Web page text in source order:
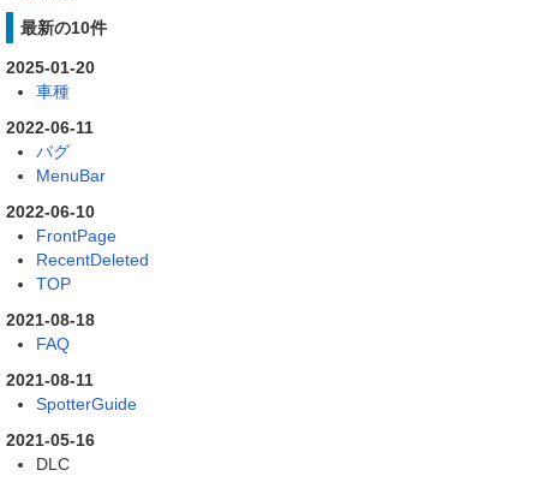
最新の10件
2025-01-20
車種
2022-06-11
バグ
MenuBar
2022-06-10
FrontPage
RecentDeleted
TOP
2021-08-18
FAQ
2021-08-11
SpotterGuide
2021-05-16
DLC